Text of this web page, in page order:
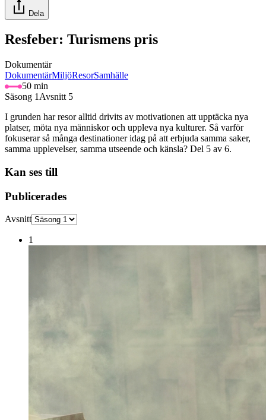
Dela
Resfeber: Turismens pris
Dokumentär
DokumentärMiljöResorSamhälle
50 min
Säsong 1 Avsnitt 5
I grunden har resor alltid drivits av motivationen att upptäcka nya
platser, möta nya människor och uppleva nya kulturer. Så varför
fokuserar så många destinationer idag på att erbjuda samma saker,
samma upplevelser, samma utseende och känsla? Del 5 av 6.
Kan ses till
Publicerades
Avsnitt
1